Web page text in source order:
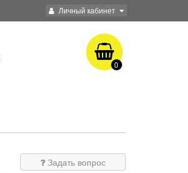
Личный кабинет
0
Задать вопрос